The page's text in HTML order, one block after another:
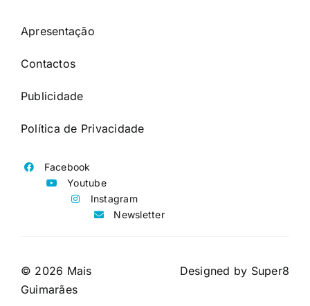
Apresentação
Contactos
Publicidade
Política de Privacidade
Facebook
Youtube
Instagram
Newsletter
© 2026 Mais
Guimarães
Designed by Super8